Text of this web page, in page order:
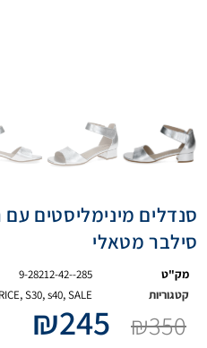
סנדלים מינימליסטים
סילבר מטאלי
מק"ט
9-28212-42--285
קטגוריות
,S30,s40,SALE
₪350
₪245